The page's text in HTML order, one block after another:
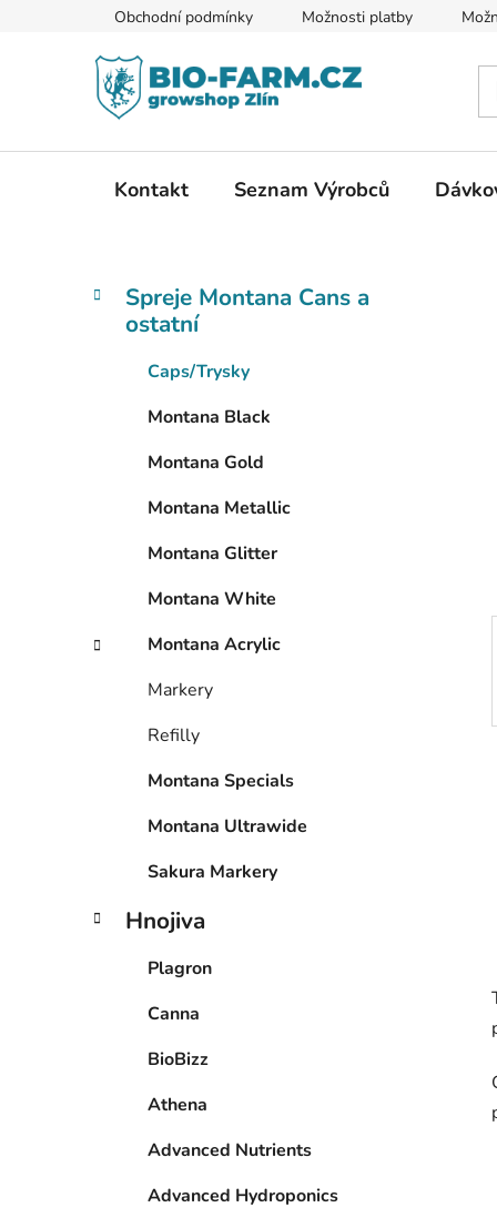
Obchodní podmínky Možnosti platby
Kontakt Seznam Výrobců
P
e
l
Přeskočit
kategorie
K
a
Spreje Montana Cans a
ostatní
Caps/Trysky
Montana Black
Montana Gold
Montana Metallic
Montana Glitter
Montana White
Montana Acrylic
Markery
Refilly
Montana Specials
Montana Ultrawide
Sakura Markery
Hnojiva
Plagron
Canna
BioBizz
Athena
Advanced Nutrients
Advanced Hydroponics